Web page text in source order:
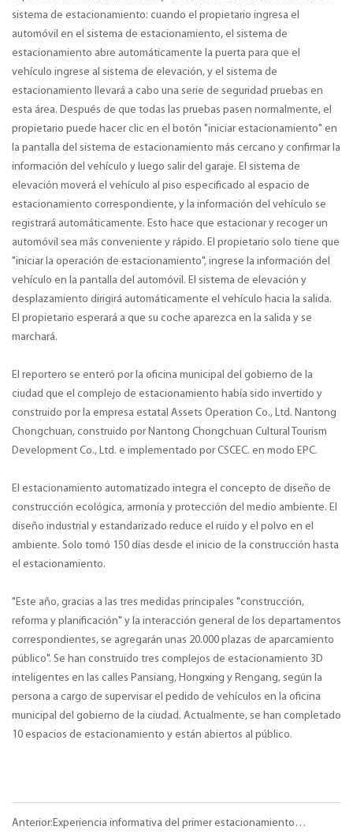
sistema de estacionamiento: cuando el propietario ingresa el
automóvil en el sistema de estacionamiento, el sistema de
estacionamiento abre automáticamente la puerta para que el
vehículo ingrese al sistema de elevación, y el sistema de
estacionamiento llevará a cabo una serie de seguridad pruebas en
esta área. Después de que todas las pruebas pasen normalmente, el
propietario puede hacer clic en el botón "iniciar estacionamiento" en
la pantalla del sistema de estacionamiento más cercano y confirmar la
información del vehículo y luego salir del garaje. El sistema de
elevación moverá el vehículo al piso especificado al espacio de
estacionamiento correspondiente, y la información del vehículo se
registrará automáticamente. Esto hace que estacionar y recoger un
automóvil sea más conveniente y rápido. El propietario solo tiene que
"iniciar la operación de estacionamiento", ingrese la información del
vehículo en la pantalla del automóvil. El sistema de elevación y
desplazamiento dirigirá automáticamente el vehículo hacia la salida.
El propietario esperará a que su coche aparezca en la salida y se
marchará.
El reportero se enteró por la oficina municipal del gobierno de la
ciudad que el complejo de estacionamiento había sido invertido y
construido por la empresa estatal Assets Operation Co., Ltd. Nantong
Chongchuan, construido por Nantong Chongchuan Cultural Tourism
Development Co., Ltd. e implementado por CSCEC. en modo EPC.
El estacionamiento automatizado integra el concepto de diseño de
construcción ecológica, armonía y protección del medio ambiente. El
diseño industrial y estandarizado reduce el ruido y el polvo en el
ambiente. Solo tomó 150 días desde el inicio de la construcción hasta
el estacionamiento.
"Este año, gracias a las tres medidas principales "construcción,
reforma y planificación" y la interacción general de los departamentos
correspondientes, se agregarán unas 20.000 plazas de aparcamiento
público". Se han construido tres complejos de estacionamiento 3D
inteligentes en las calles Pansiang, Hongxing y Rengang, según la
persona a cargo de supervisar el pedido de vehículos en la oficina
municipal del gobierno de la ciudad. Actualmente, se han completado
10 espacios de estacionamiento y están abiertos al público.
Anterior:Experiencia informativa del primer estacionamiento